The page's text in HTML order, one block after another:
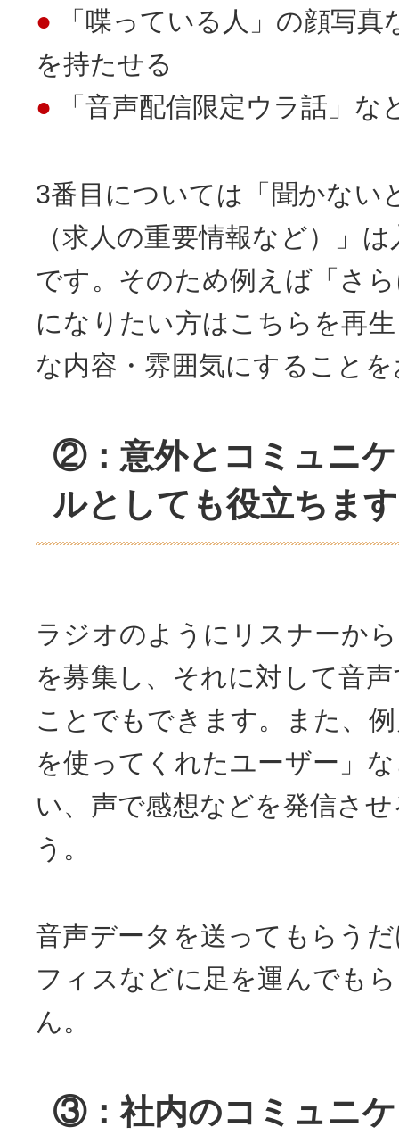
「喋っている人」の顔写
を持たせる
「音声配信限定ウラ話」な
3番目については「聞かない
（求人の重要情報など）」
です。そのため例えば「さ
になりたい方はこちらを再
な内容・雰囲気にすること
②：意外とコミュニ
ルとしても役立ちます
ラジオのようにリスナーか
を募集し、それに対して音
ことでもできます。また、
を使ってくれたユーザー」
い、声で感想などを発信さ
う。
音声データを送ってもらう
フィスなどに足を運んでも
ん。
③：社内のコミュニ